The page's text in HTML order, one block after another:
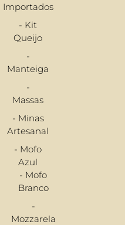
Importados
- Kit
Queijo
-
Manteiga
-
Massas
- Minas
Artesanal
- Mofo
Azul
- Mofo
Branco
-
Mozzarela